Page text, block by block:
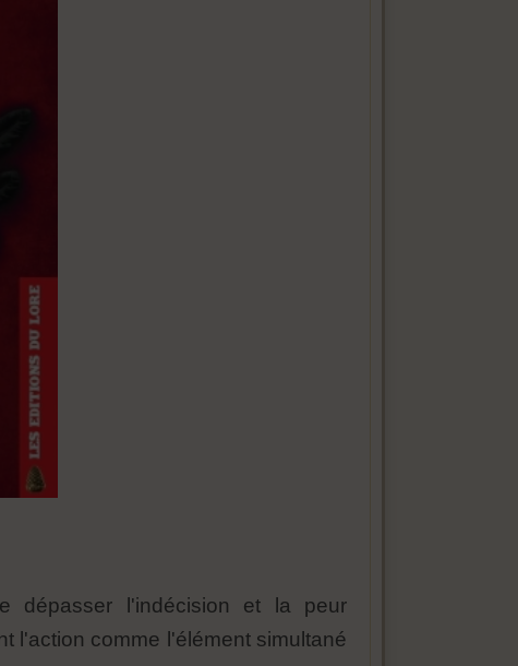
dépasser l'indécision et la peur
l'action comme l'élément simultané